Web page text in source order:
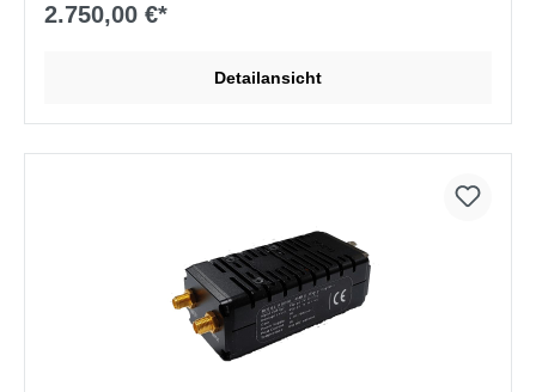
2.750,00 €*
Detailansicht